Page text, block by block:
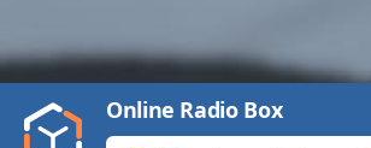
Play
Video
Play
Online Radio Box